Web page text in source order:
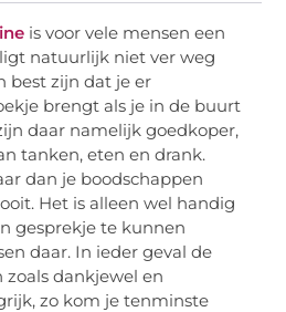
is voor vele mensen een
natuurlijk niet ver weg
best zijn dat je er
brengt als je in de buurt
daar namelijk goedkoper,
tanken, eten en drank.
dan je boodschappen
Het is alleen wel handig
gesprekje te kunnen
daar. In ieder geval de
zoals dankjewel en
zo kom je tenminste